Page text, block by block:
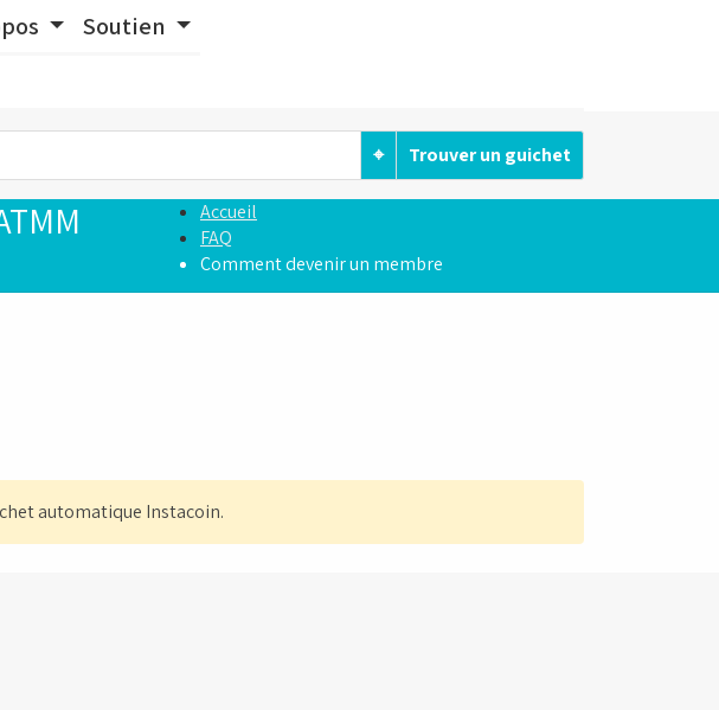
Soutien
⌖ Trouver un guichet
Accueil
FAQ
Comment devenir un membre
automatique Instacoin.